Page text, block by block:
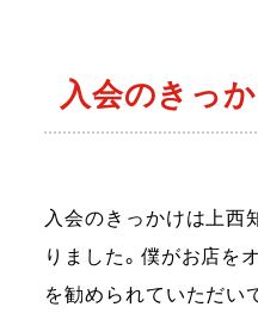
入会のきっ
入会のきっかけは上西
りました。僕がお店を
を勧められていただい